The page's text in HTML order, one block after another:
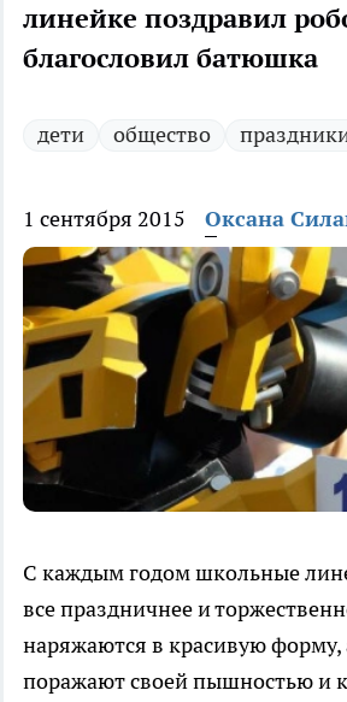
линейке поздравил
благословил батюшка
дети общество
1 сентября 2015 Оксана
С каждым годом школьные
все праздничнее и
наряжаются в красивую форму,
поражают своей пышностью и